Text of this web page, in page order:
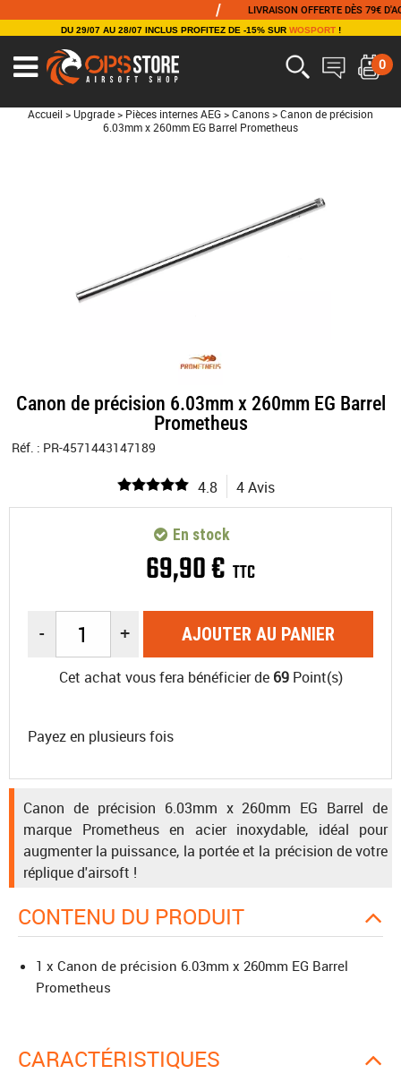
LIVRAISON OFFERTE DÈS 79€ D'ACHAT
DU 29/07 AU 28/07 INCLUS PROFITEZ DE -15% SUR WOSPORT!
0
Accueil > Upgrade > Pièces internes AEG > Canons > Canon de précision
6.03mm x 260mm EG Barrel Prometheus
Canon de précision 6.03mm x 260mm EG Barrel
Prometheus
Réf. : PR-4571443147189
4.8 4 Avis
69,90€ TTC
En stock
- + AJOUTER AU PANIER
Cet achat vous fera bénéficier de 69Point(s)
Payez en plusieurs fois
Canon de précision 6.03mm x 260mm EG Barrel de
marque Prometheus en acier inoxydable, idéal pour
augmenter la puissance, la portée et la précision de votre
réplique d'airsoft !
CONTENU DU PRODUIT
1 x Canon de précision 6.03mm x 260mm EG Barrel
Prometheus
CARACTÉRISTIQUES